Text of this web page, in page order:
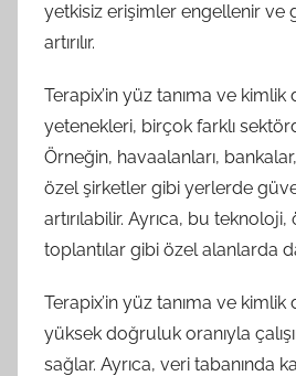
yetkisiz erişimler engellenir ve
artırılır.
Terapix’in yüz tanıma ve
yetenekleri, birçok farklı
Örneğin, havaalanları,
özel şirketler gibi yerlerde
artırılabilir. Ayrıca, bu
toplantılar gibi özel alanlarda
Terapix’in yüz tanıma ve
yüksek doğruluk oranıyla
sağlar. Ayrıca, veri tabanında